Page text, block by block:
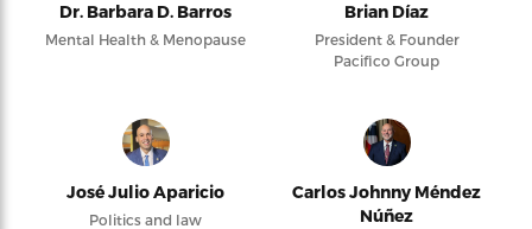
Dr. Barbara D. Barros
Mental Health & Menopause
Brian Díaz
President & Founder
Pacifico Group
José Julio Aparicio
Politics and law
Carlos Johnny Méndez
Núñez